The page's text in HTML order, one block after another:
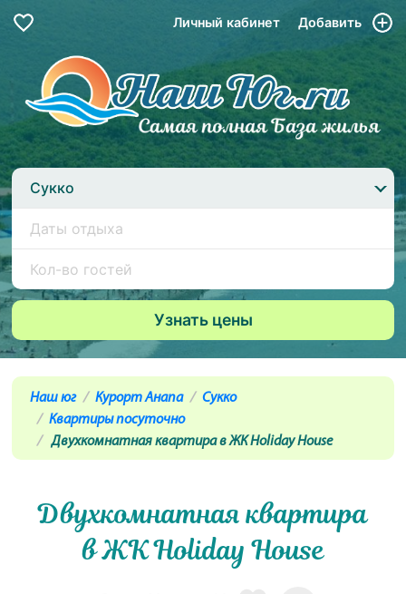
Личный кабинет Добавить
Сукко
Наш юг Курорт Анапа
Сукко
Квартиры посуточно
Двухкомнатная квартира в ЖК Holiday House
Двухкомнатная квартира
в ЖК Holiday House